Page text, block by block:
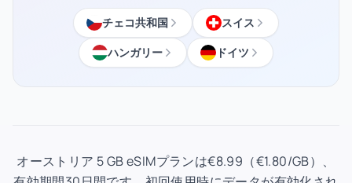
チェコ共和国
スイス
ハンガリー
ドイツ
オーストリア 5 GB eSIMプランは€8.99（€1.80/GB）、